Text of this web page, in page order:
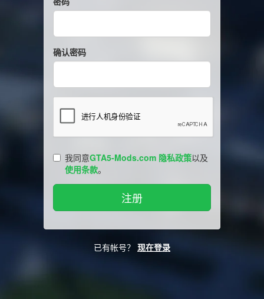
确认密码
我同意GTA5-Mods.com 隐私政策以及
使用条款。
已有帐号？ 现在登录